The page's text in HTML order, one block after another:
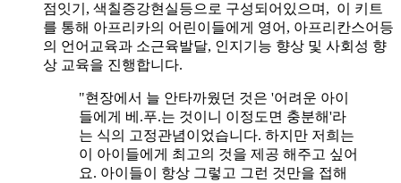
점잇기, 색칠증강현실등으로 구성되어있으며, 이 키트
를 통해 아프리카의 어린이들에게 영어, 아프리칸스어등
의 언어교육과 소근육발달, 인지기능 향상 및 사회성 향
상 교육을 진행합니다.
"현장에서 늘 안타까웠던 것은 '어려운 아이
들에게 베.푸.는 것이니 이정도면 충분해'라
는 식의 고정관념이었습니다. 하지만 저희는
이 아이들에게 최고의 것을 제공 해주고 싶어
요. 아이들이 항상 그렇고 그런 것만을 접해